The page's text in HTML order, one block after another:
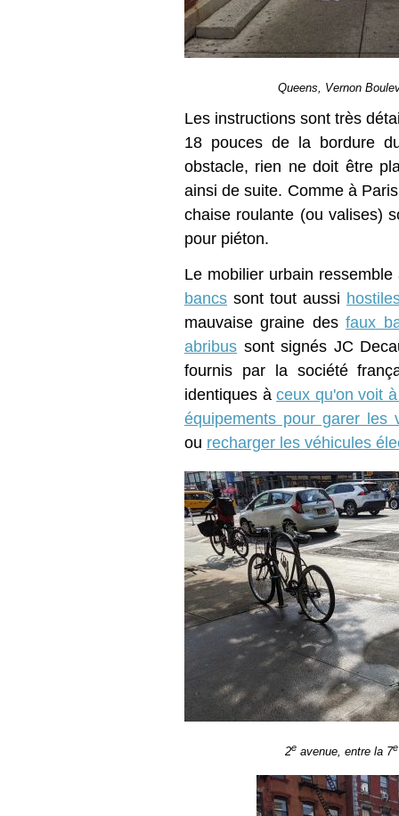
Queens, Vernon
Les instructions sont très
18 pouces de la bordure
obstacle, rien ne doit être
ainsi de suite. Comme à
chaise roulante (ou valises)
pour piéton.
Le mobilier urbain
bancs sont tout aussi
mauvaise graine desfaux
abribus sont signés JC
fournis par la société
identiques àceux qu'on voit
équipements pour garer les
ou recharger les véhicules
2eavenue, entre la 7e